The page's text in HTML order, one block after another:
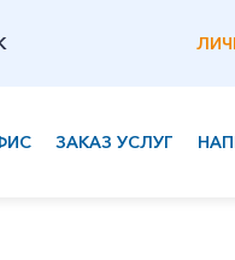
ЗАКАЗ УСЛУГ